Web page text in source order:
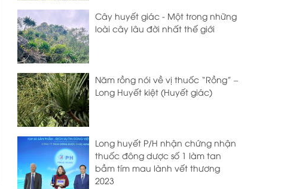
Cây huyết giác - Một trong những
loài cây lâu đời nhất thế giới
Năm rồng nói về vị thuốc “Rồng” –
Long Huyết kiệt (Huyết giác)
Long huyết P/H nhận chứng nhận
thuốc đông dược số 1 làm tan
bầm tím mau lành vết thương
2023